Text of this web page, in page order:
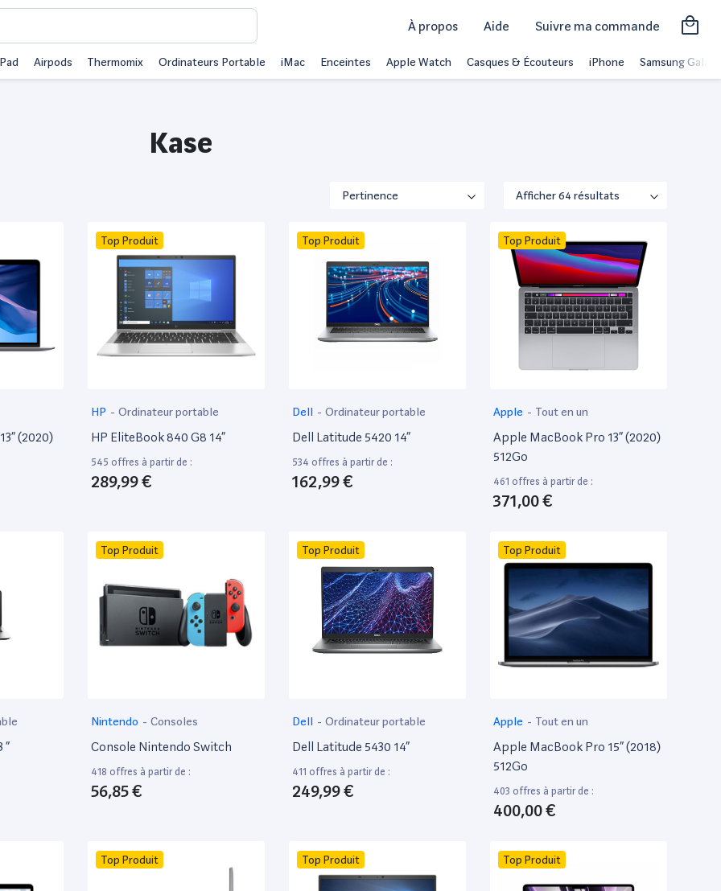
À propos Aide Suivre ma commande
Airpods Thermomix Ordinateurs Portable iMac Enceintes Apple Watch Casques & Écouteurs iPhone Samsung Galaxy
Kase
(2020)
Top Produit
HP - Ordinateur portable
HP EliteBook 840 G8 14”
545 offres à partir de :
289,99 €
Top Produit
Dell - Ordinateur portable
Dell Latitude 5420 14”
534 offres à partir de :
162,99 €
Top Produit
Apple - Tout en un
Apple MacBook Pro 13” (2020)
512Go
461 offres à partir de :
371,00 €
”
Top Produit
Nintendo - Consoles
Console Nintendo Switch
418 offres à partir de :
56,85 €
Top Produit
Dell - Ordinateur portable
Dell Latitude 5430 14”
411 offres à partir de :
249,99 €
Top Produit
Apple - Tout en un
Apple MacBook Pro 15” (2018)
512Go
403 offres à partir de :
400,00 €
Top Produit Top Produit Top Produit